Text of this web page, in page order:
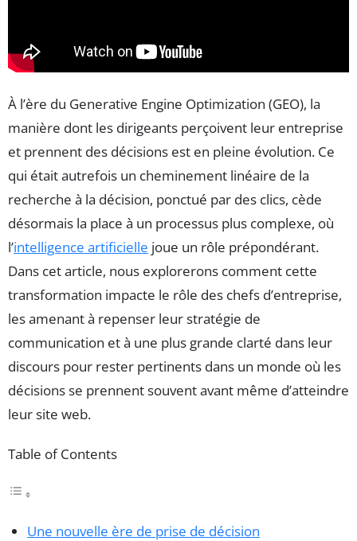
À l’ère du Generative Engine Optimization (GEO), la
manière dont les dirigeants perçoivent leur entreprise
et prennent des décisions est en pleine évolution. Ce
qui était autrefois un cheminement linéaire de la
recherche à la décision, ponctué par des clics, cède
désormais la place à un processus plus complexe, où
l’intelligence artificielle joue un rôle prépondérant.
Dans cet article, nous explorerons comment cette
transformation impacte le rôle des chefs d’entreprise,
les amenant à repenser leur stratégie de
communication et à une plus grande clarté dans leur
discours pour rester pertinents dans un monde où les
décisions se prennent souvent avant même d’atteindre
leur site web.
Table of Contents
Une nouvelle ère de prise de décision